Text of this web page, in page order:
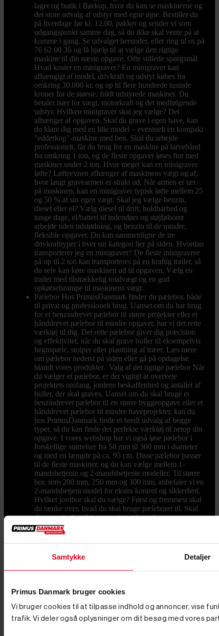
Samtykke Detaljer
Primus Danmark bruger cookies
Vi bruger cookies til at tilpasse indhold og annoncer, vise
trafik. Vi deler også oplysninger om dit besøg med vores
lager og butik i Børkop, hvor du kan se maskinerne og
det store udvalg af udstyr med egne øjne. Bestiller du
på hverdage før kl. 12.00, pakker og sender vi som
udgangspunkt samme dag, så du ikke skal vente på at
komme i gang. Se udvalget herunder, eller ring til os på
76 62 00 36 og få hjælp til at vælge den rigtige
maskine til din næste opgave. Ofte stillede spørgsmål
Hvad koster en minigraver? En minigraver kan
afhængigt af model, drivkraft og udstyr købes fra
omkring 30.000 kr. og op til flere hundrede tusinde
kroner for de største, fuldt udstyrede maskiner. Du
betaler især for vægt, motorkraft og det medfølgende
udstyr. Hvilken minigraver skal jeg vælge? Det
afhænger af opgaven. Skal du grave i egen have, kan
du klare dig med en lille model – eventuelt en kompakt
"edderkop"-maskine med ben. Skal du arbejde
professionelt, får du brug for en maskine på larvebånd
fra omkring 1 ton, og de fleste opgaver løses fint med
maskiner under 2 ton. Hvor meget kan en minigraver
løfte? Løfteevnen afhænger af maskinens vægt og af,
hvor langt gravearmen er strakt ud. Når armen er tæt
på maskinen, kan en minigraver typisk løfte mellem 25
og 50 % af sin egen vægt. Skal jeg vælge benzin,
diesel eller el? Vælg diesel til drift, holdbarhed og
tunge dage, el/batteri til indendørs og støjfølsomt
arbejde uden udstødning, og benzin til de mindre,
fleksible opgaver. Du kan sammenligne de tre
drivkrafttyper i hver sin kategori her på siden. Hvordan
transporterer jeg en minigraver? De fleste minigravere
på op til 2 ton kan transporteres på en kraftig trailer, så
du selv kan køre maskinen ud til opgaven. Vælg en
trailer med tilstrækkelig totalvægt og en god
opkørselsrampe til maskinens vægt.
Pælebor Hos PrimusDanmark finder du pælebor, både
til privat og professionelt brug. Uanset om du har brug
for et benzindrevet pælebor til større projekter eller et
hånddrevet pælebor til mindre opgaver, har vi det rette
værktøj til dig. Det rette pælebor giver dig præcision
og effektivitet, når du skal grave huller til eksempelvis
hegnspæle, stolper eller plantning af træer. Læs mere
om pælebor nederst på siden eller gå på opdagelse
blandt vores produkter. Valg af det rigtige pælebor Når
du vælger et pælebor, er det vigtigt at overveje
projektets omfang, jordens beskaffenhed og antallet af
huller, der skal graves. Uanset om du skal bruge et
benzindrevet pælebor til en større byggeopgave eller et
hånddrevet pælebor til mindre haveprojekter, kan du
hos PrimusDanmark finde et bredt udvalg af begge
typer, så du kan finde det perfekte værktøj til netop din
opgave. I vores webshop har vi også løse pælebor i
forskellige størrelser fra 50 mm til 300 mm i diameter
og med en længde på ca. 95 cm. Disse pælebor passer
til de fleste maskiner, og du kan vælge mellem 1-
mandsbetjente og 2-mandsbetjente modeller. Til større
bor, som 200 mm, 250 mm og 300 mm, anbefaler vi en
2-mandsbetjent model for ekstra kontrol og sikkerhed.
Hvilket jordbor skal du vælge? Først og fremmest skal
du tænke over, hvad du skal bruge pæleboret til. Skal
du grave huller til hegnspæle, stolper til et gyngestativ
eller stolpesko til en træterrasse? Et hånddrevet
pælebor kan være tilstrækkeligt til fx små projekter i
kræver et benzindrevet pælebor. Manuelle pælebor
Disse pælebor kører på “rugbrødskraft” og kræver
fysisk arbejde for at bore hullerne. De er praktiske,
hvor der ikke er adgang til benzin eller strøm. De egner
sig godt til mindre opgaver såsom haveprojekter, hvor
der kun er behov for at grave et par huller. Se fx vores
kraftige håndmodel med en diameter på 150 mm.
Benzindrevet pælebor Et benzindrevet pælebor er et